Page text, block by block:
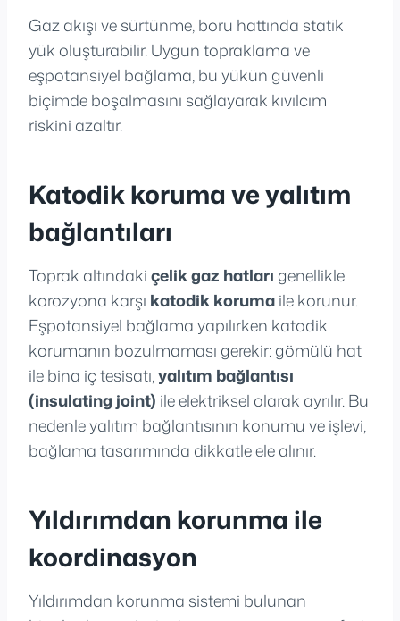
Gaz akışı ve sürtünme, boru hattında statik
yük oluşturabilir. Uygun topraklama ve
eşpotansiyel bağlama, bu yükün güvenli
biçimde boşalmasını sağlayarak kıvılcım
riskini azaltır.
Katodik koruma ve yalıtım
bağlantıları
Toprak altındakiçelik gaz hatları genellikle
korozyona karşı katodik korumaile korunur.
Eşpotansiyel bağlama yapılırken katodik
korumanın bozulmaması gerekir: gömülü hat
ile bina iç tesisatı,yalıtım bağlantısı
(insulating joint) ile elektriksel olarak ayrılır. Bu
nedenle yalıtım bağlantısının konumu ve işlevi,
bağlama tasarımında dikkatle ele alınır.
Yıldırımdan korunma ile
koordinasyon
Yıldırımdan korunma sistemi bulunan